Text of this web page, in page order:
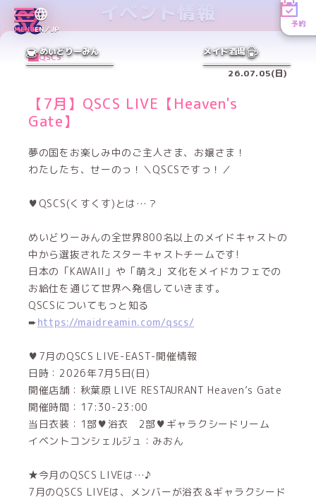
MENUEN／JP
予約
めいどりーみん メイド酒場
イベント情報
QSCS
26.07.05(日)
【7月】QSCS LIVE【Heaven's
Gate】
夢の国をお楽しみ中のご主人さま、お嬢さま！
わたしたち、せーのっ！＼QSCSですっ！／
♥QSCS(くすくす)とは…？
めいどりーみんの全世界800名以上のメイドキャストの
中から選抜されたスターキャストチームです!
日本の「KAWAII」や「萌え」文化をメイドカフェでの
お給仕を通じて世界へ発信していきます。
QSCSについてもっと知る
➨https://maidreamin.com/qscs/
♥7月のQSCS LIVE-EAST-開催情報
日時：2026年7月5日(日)
開催店舗：秋葉原 LIVE RESTAURANT Heaven’s Gate
開催時間：17:30-23:00
当日衣装：1部♥浴衣 2部♥ギャラクシードリーム
イベントコンシェルジュ：みおん
★今月のQSCS LIVEは…♪
7月のQSCS LIVEは、メンバーが浴衣＆ギャラクシード